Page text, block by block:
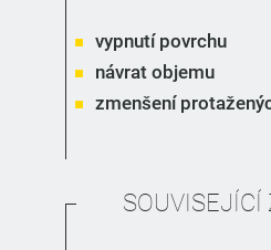
vypnutí povrchu
návrat objemu
zmenšení
SOUVISEJÍCÍ